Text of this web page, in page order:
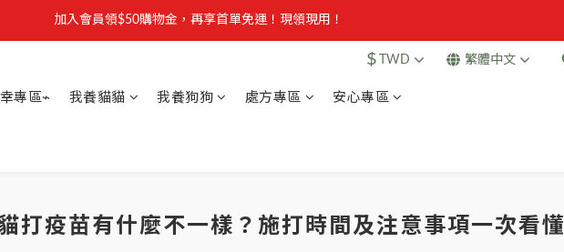
【安心聲明】 獸研所全品項未使用問題油品，點我看詳情 →
加入會員領$50購物金，再享首單免運！現領現用！
【安心聲明】 獸研所全品項未使用問題油品，點我看詳情 →
$ TWD 繁體中文
專區⌁ 我養貓貓 我養狗狗 處方專區 安心專區
打疫苗有什麼不一樣？施打時間及注意事項一次看懂